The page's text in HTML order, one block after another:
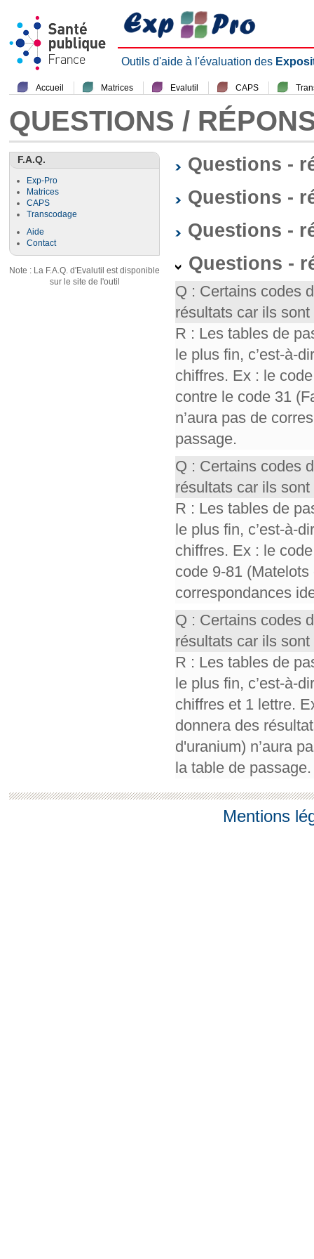
Outils d'aide à l'évaluation des
Accueil Matrices Evalutil CAPS
QUESTIONS /
F.A.Q.
Exp-Pro
Matrices
CAPS
Transcodage
Aide
Contact
Note : La F.A.Q. d'Evalutil est disponible
sur le site de l'outil
Questions -
Questions -
Questions -
Questions -
Q : Certains codes
résultats car ils
R : Les tables de
le plus fin, c’est-à-
chiffres. Ex : le
contre le code 31
n’aura pas de
passage.
Q : Certains codes
résultats car ils
R : Les tables de
le plus fin, c’est-à-
chiffres. Ex : le
code 9-81
correspondances
Q : Certains codes
résultats car ils
R : Les tables de
le plus fin, c’est-à-
chiffres et 1 lettre.
donnera des
d'uranium) n’aura
la table de passage.
Mentions